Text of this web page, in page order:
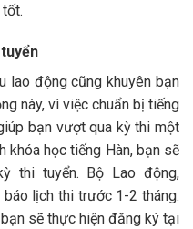
lao động cũng khuyên bạn
này, vì việc chuẩn bị tiếng
bạn vượt qua kỳ thi một
khóa học tiếng Hàn, bạn sẽ
thi tuyển. Bộ Lao động,
lịch thi trước 1-2 tháng.
sẽ thực hiện đăng ký tại